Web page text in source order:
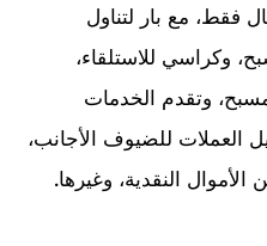
فقط، مع بار لتناول
وكراسي للاستلقاء،
وتقدم الخدمات
العملات للضيوف الأجانب،
النقدية، وغيرها.